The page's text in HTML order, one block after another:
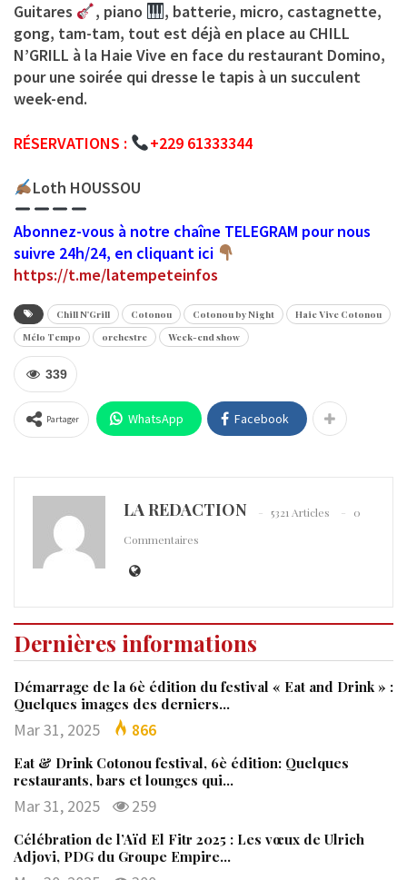
Guitares , piano
, batterie, micro, castagnette,
gong, tam-tam, tout est déjà en place au CHILL
N’GRILL à la Haie Vive en face du restaurant Domino,
pour une soirée qui dresse le tapis à un succulent
week-end.
RÉSERVATIONS : +229 61333344
Loth HOUSSOU
Abonnez-vous à notre chaîne TELEGRAM pour nous
suivre 24h/24, en cliquant ici
https://t.me/latempeteinfos
Chill N'Grill Cotonou Cotonou by Night
Haie Vive Cotonou
Mélo Tempo
orchestre Week-end show
339
Partager WhatsApp Facebook
LA REDACTION 5321 Articles
0
Commentaires
Dernières informations
Démarrage de la 6è édition du festival « Eat and Drink » :
Quelques images des derniers…
Mar 31, 2025 866
Eat & Drink Cotonou festival, 6è édition: Quelques
restaurants, bars et lounges qui…
Mar 31, 2025 259
Célébration de l’Aïd El Fitr 2025 : Les vœux de Ulrich
Adjovi, PDG du Groupe Empire…